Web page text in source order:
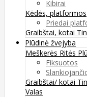
Kibirai
Kėdės, platformos
Priedai
Graibštai, kotai
Plūdinė žvejyba
Meškerės Ritės
Fiksuotos
Graibštai/ kotai
Valas